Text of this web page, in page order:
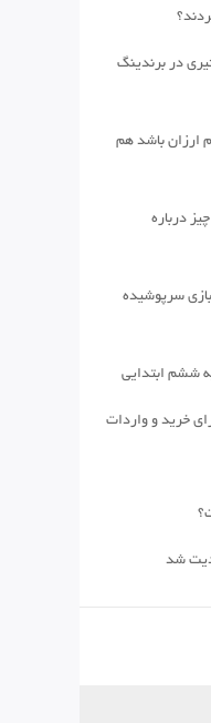
در برندینگ
ارزان باشد هم
درباره
سرپوشیده
ششم ابتدایی
خرید و واردات
شد